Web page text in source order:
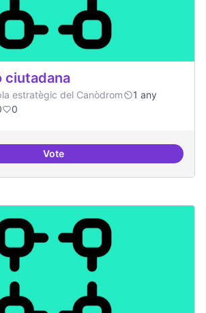
ciutadana
estratègic del Canòdrom
1 any
0
VoteParticipació ciutadana